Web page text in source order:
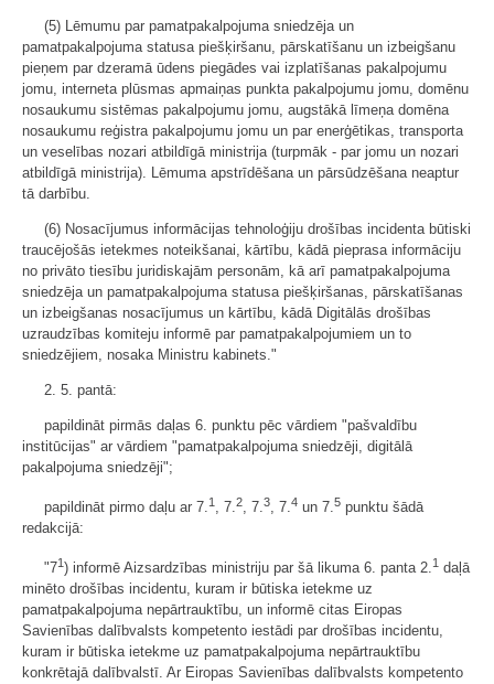
(5) Lēmumu par pamatpakalpojuma sniedzēja un
pamatpakalpojuma statusa piešķiršanu, pārskatīšanu un izbeigšanu
pieņem par dzeramā ūdens piegādes vai izplatīšanas pakalpojumu
jomu, interneta plūsmas apmaiņas punkta pakalpojumu jomu, domēnu
nosaukumu sistēmas pakalpojumu jomu, augstākā līmeņa domēna
nosaukumu reģistra pakalpojumu jomu un par enerģētikas, transporta
un veselības nozari atbildīgā ministrija (turpmāk - par jomu un nozari
atbildīgā ministrija). Lēmuma apstrīdēšana un pārsūdzēšana neaptur
tā darbību.
(6) Nosacījumus informācijas tehnoloģiju drošības incidenta būtiski
traucējošās ietekmes noteikšanai, kārtību, kādā pieprasa informāciju
no privāto tiesību juridiskajām personām, kā arī pamatpakalpojuma
sniedzēja un pamatpakalpojuma statusa piešķiršanas, pārskatīšanas
un izbeigšanas nosacījumus un kārtību, kādā Digitālās drošības
uzraudzības komiteju informē par pamatpakalpojumiem un to
sniedzējiem, nosaka Ministru kabinets."
2. 5. pantā:
papildināt pirmās daļas 6. punktu pēc vārdiem "pašvaldību
institūcijas" ar vārdiem "pamatpakalpojuma sniedzēji, digitālā
pakalpojuma sniedzēji";
papildināt pirmo daļu ar 7. 1 , 7. 2 , 7. 3 , 7. 4 un 7. 5 punktu šādā
redakcijā:
"71) informē Aizsardzības ministriju par šā likuma 6. panta 2.1 daļā
minēto drošības incidentu, kuram ir būtiska ietekme uz
pamatpakalpojuma nepārtrauktību, un informē citas Eiropas
Savienības dalībvalsts kompetento iestādi par drošības incidentu,
kuram ir būtiska ietekme uz pamatpakalpojuma nepārtrauktību
konkrētajā dalībvalstī. Ar Eiropas Savienības dalībvalsts kompetento